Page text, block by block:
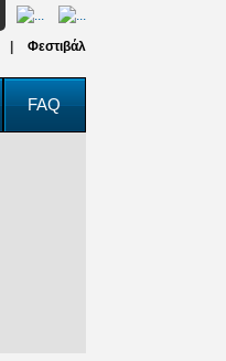
Φεστιβάλ
FAQ